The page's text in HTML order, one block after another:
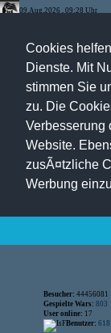
Cookies
Dienste. Mit
stimmen Sie
zu. Die
Verbesserung
Website.
zusÃ¤tzliche
Werbung
09.Aug.2026 , 09:28 Uhr
Besucher: 44456081
Gespielte Wars: 803
User online: 17
Benutzer: 618